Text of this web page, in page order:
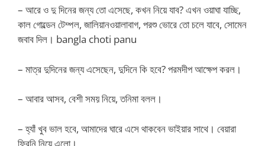
– আরে ও দু দিনের জন্য তো এসেছে, কখন নিয়ে যাব? এখন ওয়াঘা যাচ্ছি,
কাল গোল্ডেন টেম্পল, জালিয়ানওয়ালাবাগ, পরশু ভোরে তো চলে যাবে, সোমেন
জবাব দিল। bangla choti panu
– মাত্র দুদিনের জন্য এসেছেন, দুদিনে কি হবে? পরমদীপ আক্ষেপ করল।
– আবার আসব, বেশী সময় নিয়ে, তনিমা বলল।
– হ্যাঁ খুব ভাল হবে, আমাদের ঘারে এসে থাকবেন ভাইয়ার সাথে। বেয়ারা
ফিরনি নিয়ে এলো।